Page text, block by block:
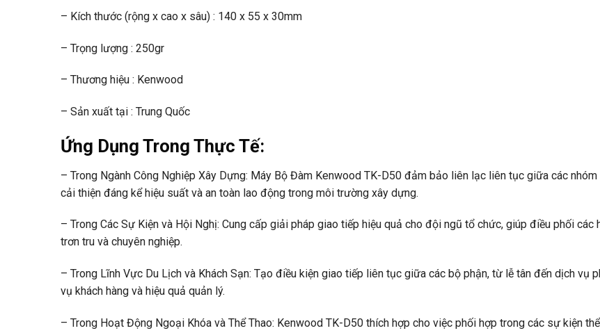
– Kích thước (rộng x cao x sâu) : 140 x 55 x 30mm
– Trọng lượng : 250gr
– Thương hiệu : Kenwood
– Sản xuất tại : Trung Quốc
Ứng Dụng Trong Thực Tế:
– Trong Ngành Công Nghiệp Xây Dựng: Máy Bộ Đàm Kenwood TK-D50 đảm bảo liên lạc liên tục giữa các
cải thiện đáng kể hiệu suất và an toàn lao động trong môi trường xây dựng.
– Trong Các Sự Kiện và Hội Nghị: Cung cấp giải pháp giao tiếp hiệu quả cho đội ngũ tổ chức, giúp điều phối các
trơn tru và chuyên nghiệp.
– Trong Lĩnh Vực Du Lịch và Khách Sạn: Tạo điều kiện giao tiếp liên tục giữa các bộ phận, từ lễ tân đến dịch vụ
vụ khách hàng và hiệu quả quản lý.
– Trong Hoạt Động Ngoại Khóa và Thể Thao: Kenwood TK-D50 thích hợp cho việc phối hợp trong các sự kiện